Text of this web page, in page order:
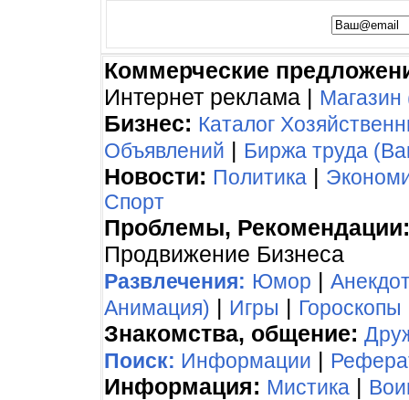
Коммерческие
Интернет реклама | Магазин
Бизнес: Каталог
Объявлений | Биржа труда
Новости: Политика |
Спорт
Проблемы, Рекомендации:
Продвижение Бизнеса
Развлечения: Юмор |
Анимация) | Игры | Гороскопы
Знакомства, общение:
Поиск: Информации |
Информация: Мистика |